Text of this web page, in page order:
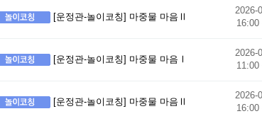
[운정관-놀이코칭] 마중물 마음Ⅱ
2026-
16:00
[운정관-놀이코칭] 마중물 마음Ⅰ
2026-
11:00
[운정관-놀이코칭] 마중물 마음Ⅱ
2026-
16:00